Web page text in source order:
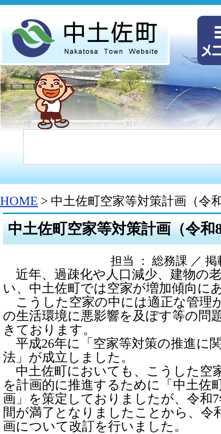
HOME > 中土佐町空家等対策計画（令
中土佐町空家等対策計画（令和
担当 ： 総務課 ／ 掲
近年、過疎化や人口減少、建物の
い、中土佐町では空家が増加傾向に
こうした空家の中には適正な管理
の生活環境に悪影響を及ぼす等の問
きております。
平成26年に「空家等対策の推進に
法」が成立しました。
中土佐町においても、こうした空
を計画的に推進するために「中土佐
画」を策定しておりましたが、令和
間が満了となりましたことから、令
画について改訂を行いました。